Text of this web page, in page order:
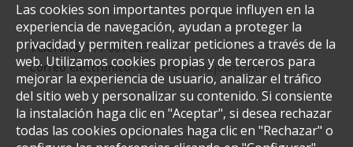
Las cookies son importantes porque influyen en la
experiencia de navegación, ayudan a proteger la
privacidad y permiten realizar peticiones a través de la
web. Utilizamos cookies propias y de terceros para
mejorar la experiencia de usuario, analizar el tráfico
del sitio web y personalizar su contenido. Si consiente
la instalación haga clic en "Aceptar", si desea rechazar
todas las cookies opcionales haga clic en "Rechazar" o
Teléfono:977 601 323
Correo electrónico: ventes@jaumejoan.com